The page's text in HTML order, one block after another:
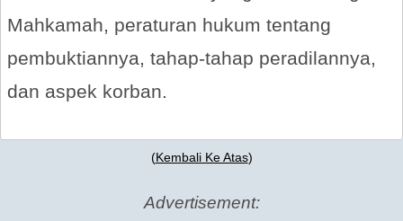
Mahkamah, peraturan hukum tentang
pembuktiannya, tahap-tahap peradilannya,
dan aspek korban.
(Kembali Ke Atas)
Advertisement: